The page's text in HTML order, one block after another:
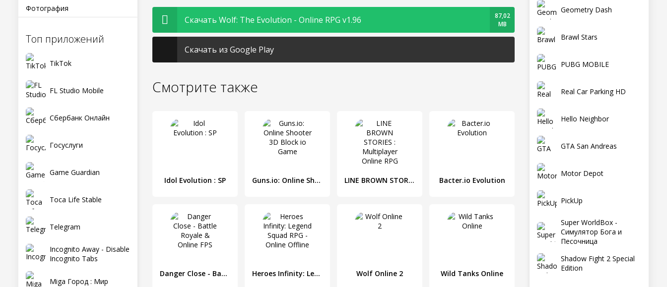
Фотография
Топ приложений
TikTok
FL Studio Mobile
Сбербанк Онлайн
Госуслуги
Game Guardian
Toca Life Stable
Telegram
Incognito Away - Disable
Incognito Tabs
Miga Город : Мир
Geometry Dash
Brawl Stars
PUBG MOBILE
Real Car Parking HD
Hello Neighbor
GTA San Andreas
Motor Depot
PickUp
Super WorldBox -
Симулятор Бога и
Песочница
Shadow Fight 2 Special
Edition
Скачать Wolf: The Evolution - Online RPG v1.96
87,02
MB
Скачать из Google Play
Смотрите также
Idol Evolution : SP Guns.io: Online Shooter 3D Block io Game LINE BROWN STORIES : Multiplayer Online RPG Bacter.io Evolution
Danger Close - Battle Royale & Online FPS Heroes Infinity: Legend Squad RPG - Online Offline Wolf Online 2 Wild Tanks Online